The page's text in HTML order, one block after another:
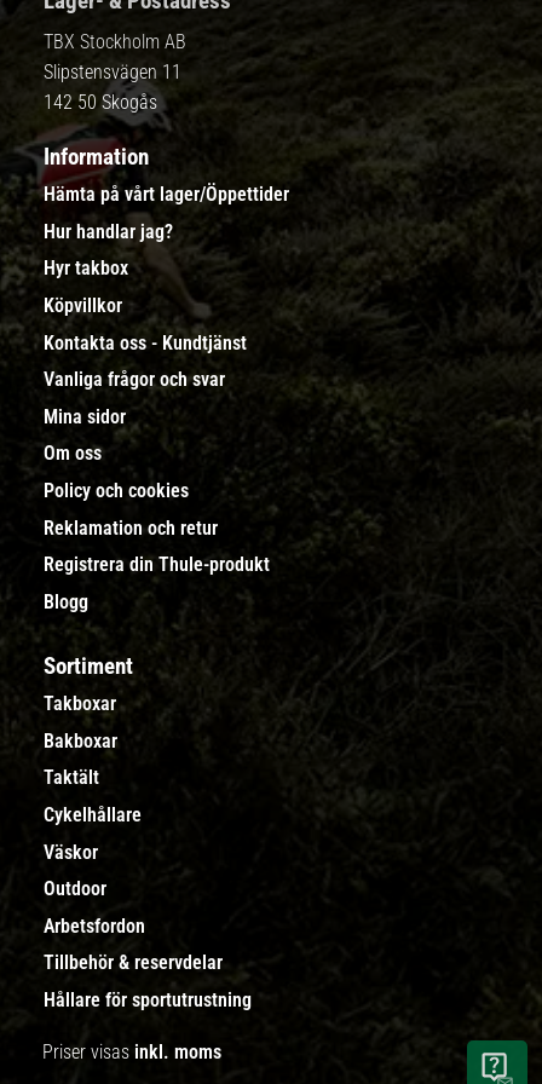
TBX Stockholm AB
Slipstensvägen 11
142 50 Skogås
Information
Hämta på vårt lager/Öppettider
Hur handlar jag?
Hyr takbox
Köpvillkor
Kontakta oss - Kundtjänst
Vanliga frågor och svar
Mina sidor
Om oss
Policy och cookies
Reklamation och retur
Registrera din Thule-produkt
Blogg
Sortiment
Takboxar
Bakboxar
Taktält
Cykelhållare
Väskor
Outdoor
Arbetsfordon
Tillbehör & reservdelar
Hållare för sportutrustning
Priser visas inkl. moms